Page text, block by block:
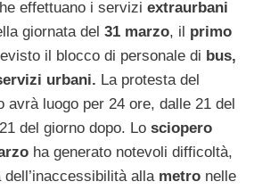
effettuano i servizi extraurbani
giornata del 31 marzo, il primo
il blocco di personale di bus,
urbani. La protesta del
avrà luogo per 24 ore, dalle 21 del
del giorno dopo. Lo sciopero
ha generato notevoli difficoltà,
alla metro nelle